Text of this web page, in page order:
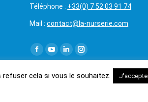
Téléphone : +33(0) 7 52 03 91 74
Mail : contact@la-nurserie.com
Trouvez nous sur :
cela si vous le souhaitez. J'accepte